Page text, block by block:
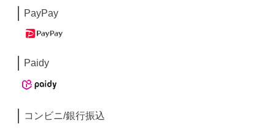
PayPay
Paidy
コンビニ/銀行振込